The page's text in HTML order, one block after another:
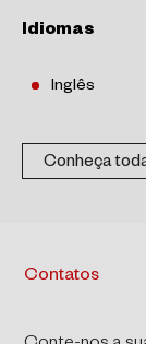
Idiomas
Inglês
Conheça
Contatos